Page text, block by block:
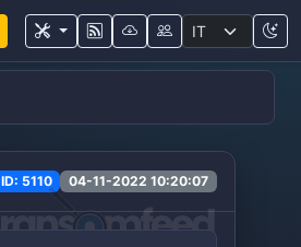
ID: 5110 04-11-2022 10:20:07